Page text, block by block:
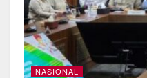
NASIONAL